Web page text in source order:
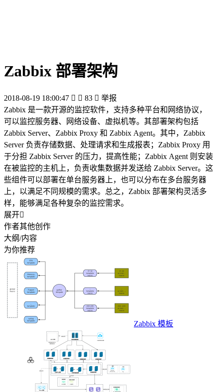
Zabbix 部署架构
2018-08-19 18:00:47   83  举报
Zabbix 是一款开源的监控软件，支持多种平台和网络协议，
可以监控服务器、网络设备、虚拟机等。其部署架构包括
Zabbix Server、Zabbix Proxy 和 Zabbix Agent。其中，Zabbix
Server 负责存储数据、处理请求和生成报表；Zabbix Proxy 用
于分担 Zabbix Server 的压力，提高性能；Zabbix Agent 则安装
在被监控的主机上，负责收集数据并发送给 Zabbix Server。这
些组件可以部署在单台服务器上，也可以分布在多台服务器
上，以满足不同规模的需求。总之，Zabbix 部署架构灵活多
样，能够满足各种复杂的监控需求。
展开
作者其他创作
大纲/内容
为你推荐
Zabbix 模板